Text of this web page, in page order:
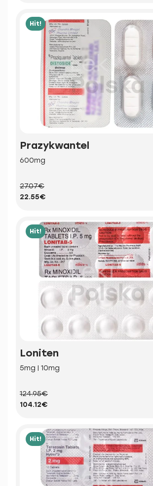
Hit!
Prazykwantel
600mg
27.07€
22.55€
Hit!
Loniten
5mg | 10mg
124.95€
104.12€
Hit!